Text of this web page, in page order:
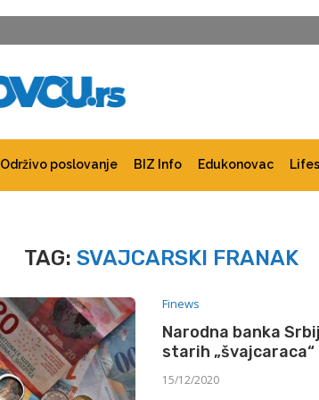
Održivo poslovanje BIZ Info Edukonovac
TAG: SVAJCARSKI FRANAK
Finews
Narodna banka
starih „švajcaraca“
15/12/2020